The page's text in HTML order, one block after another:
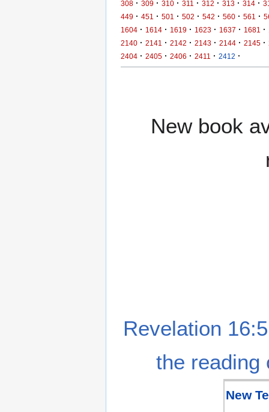
308 · 309 · 310 · 311 · 312 · 313 · 314 ·
449 · 451 · 501 · 502 · 542 · 560 · 561 ·
1604 · 1614 · 1619 · 1623 · 1637 · 1681 ·
2140 · 2141 · 2142 · 2143 · 2144 · 2145 ·
2404 · 2405 · 2406 · 2411 · 2412 ·
New book
Revelation
the reading
New